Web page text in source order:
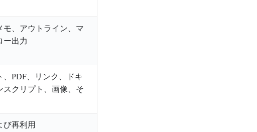
モ、アウトライン、マ
ー出力
PDF、リンク、ドキ
スクリプト、画像、そ
び再利用